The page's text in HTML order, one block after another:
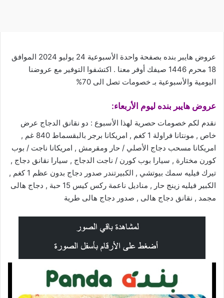
عروض هايبر بنده بصفحة واحدة الأسبوعية 24 يوليو 2024 الموافق
18 محرم 1446 صيفك أوفر معنا . اكتشفوا التوفير مع
عروضنا
اليومية والأسبوعية بـ خصومات تصل الى 70%
عروض هايبر بنده ليوم الأربعاء:
نقدم لكم خصومات حصرية لهذا الأسبوع : دو نقانق الدجاج عرض
خاص , مونتانا فراولة 1 كغم , امريكانا برجر بالبقسماط 840 غم ,
امريكانا مسحب دجاج الأصلي / حار ومقرمش , امريكانا ناجت / بوب
كورن مختارة , سيارا بوب كورن / ناجت الدجاج , سيارا نقانق دجاج ,
تيرك فيليه سمك بيوتشي , الكبيرتندر صدور دجاج بدون عظم 1 كغم ,
الكبير فيليه زينج حار , مناديل ناعمة ركس كيس 15 حبة , دجاج هالى
مجمد , نقانق دجاج هالى , صدور دجاج هالى طرية